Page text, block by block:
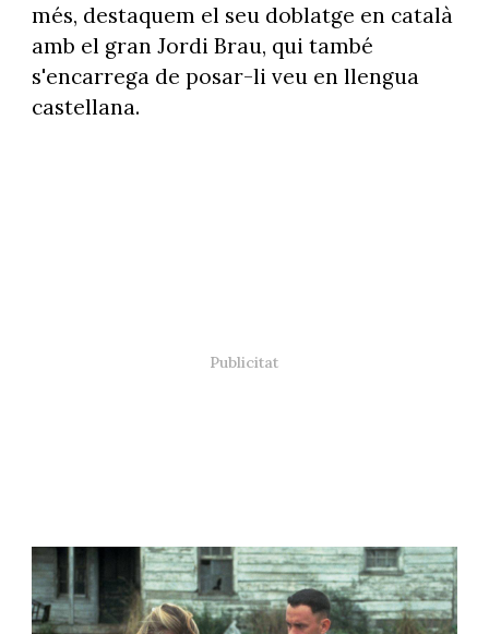
més, destaquem el seu doblatge en català
amb el gran Jordi Brau, qui també
s'encarrega de posar-li veu en llengua
castellana.